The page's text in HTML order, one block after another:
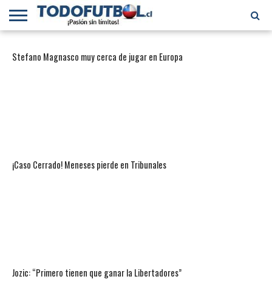
DIVISIÓN
PRIMERA
B
SELECCIÓN
CHILENA
CHILENOS
EN EL
FÚTBOL
INTERNACIONAL
Stefano Magnasco muy cerca de jugar en Europa
¡Caso Cerrado! Meneses pierde en Tribunales
Jozic: “Primero tienen que ganar la Libertadores”